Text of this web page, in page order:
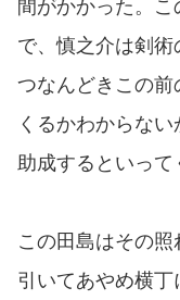
間がかかった。
で、慎之介は剣
つなんどきこの前
くるかわからな
助成するといって
この田島はその
引いてあやめ横丁